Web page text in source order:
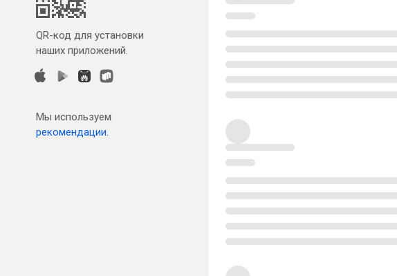
QR-код для установки
наших приложений.
Мы используем
рекомендации.